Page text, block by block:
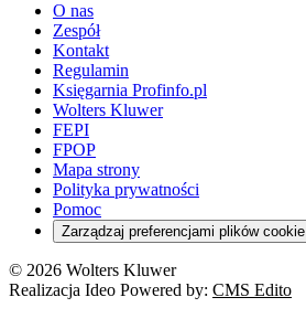
O nas
Zespół
Kontakt
Regulamin
Księgarnia Profinfo.pl
Wolters Kluwer
FEPI
FPOP
Mapa strony
Polityka prywatności
Pomoc
Zarządzaj preferencjami plików cookie
© 2026 Wolters Kluwer
Realizacja Ideo Powered by: CMS Edito